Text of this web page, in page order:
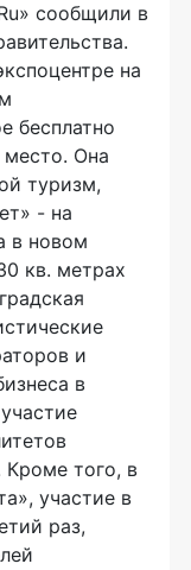
сообщили в
на
бесплатно
место. Она
туризм,
- на
в новом
кв. метрах
и
в
Кроме того, в
участие в
раз,